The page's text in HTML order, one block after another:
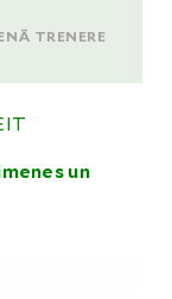
TRENERE
un